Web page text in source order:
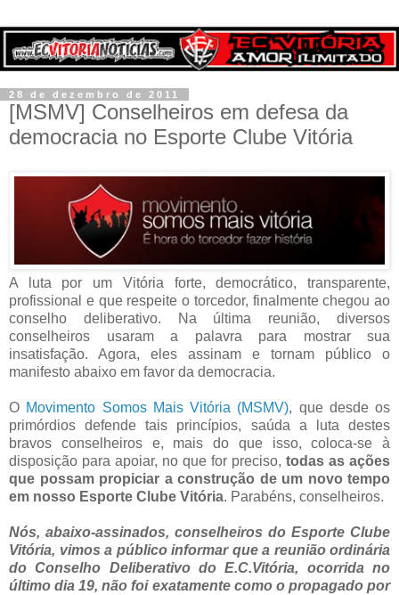
28 de dezembro de 2011
[MSMV] Conselheiros em defesa da
democracia no Esporte Clube Vitória
A luta por um Vitória forte, democrático, transparente,
profissional e que respeite o torcedor, finalmente chegou ao
conselho deliberativo. Na última reunião, diversos
conselheiros usaram a palavra para mostrar sua
insatisfação. Agora, eles assinam e tornam público o
manifesto abaixo em favor da democracia.
O Movimento Somos Mais Vitória (MSMV), que desde os
primórdios defende tais princípios, saúda a luta destes
bravos conselheiros e, mais do que isso, coloca-se à
disposição para apoiar, no que for preciso, todas as ações
que possam propiciar a construção de um novo tempo
em nosso Esporte Clube Vitória. Parabéns, conselheiros.
Nós, abaixo-assinados, conselheiros do Esporte Clube
Vitória, vimos a público informar que a reunião ordinária
do Conselho Deliberativo do E.C.Vitória, ocorrida no
último dia 19, não foi exatamente como o propagado por